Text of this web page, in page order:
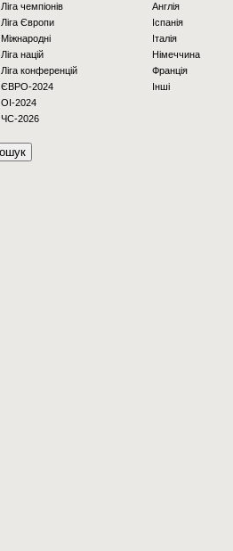
Ліга чемпіонів
Ліга Європи
Міжнародні
Ліга націй
Ліга конференцій
ЄВРО-2024
OI-2024
ЧС-2026
Англія
Іспанія
Італія
Німеччина
Франція
Інші